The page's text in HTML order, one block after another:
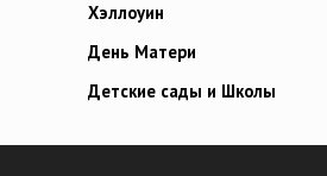
Хэллоуин
День Матери
Детские сады и Школы